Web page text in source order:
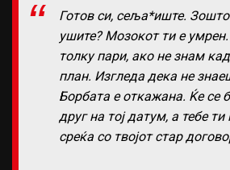
Готов си, сеља*иште.
ушите? Мозокот ти е
толку пари, ако не знам
план. Изгледа дека не
Борбата е откажана. Ќе се
друг на тој датум, а тебе
среќа со твојот стар